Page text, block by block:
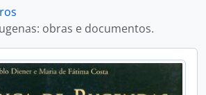
obras e documentos.